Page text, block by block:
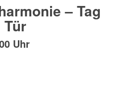
– Tag
Uhr